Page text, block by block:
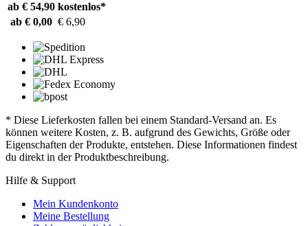
ab € 54,90 kostenlos*
ab € 0,00 € 6,90
* Diese Lieferkosten fallen bei einem Standard-Versand an. Es
können weitere Kosten, z. B. aufgrund des Gewichts, Größe oder
Eigenschaften der Produkte, entstehen. Diese Informationen findest
du direkt in der Produktbeschreibung.
Hilfe & Support
Mein Kundenkonto
Meine Bestellung